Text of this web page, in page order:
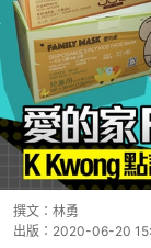
撰文： 林勇
出版： 2020-06-20